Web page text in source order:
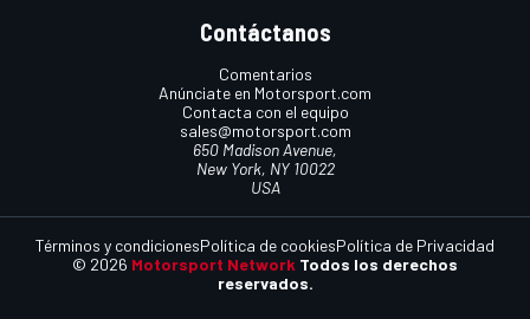
Contáctanos
Comentarios
Anúnciate en Motorsport.com
Contacta con el equipo
sales@motorsport.com
650 Madison Avenue,
New York, NY 10022
USA
© 2026 Motorsport Network Todos los derechos
reservados.
Términos y condicionesPolítica de cookiesPolítica de Privacidad